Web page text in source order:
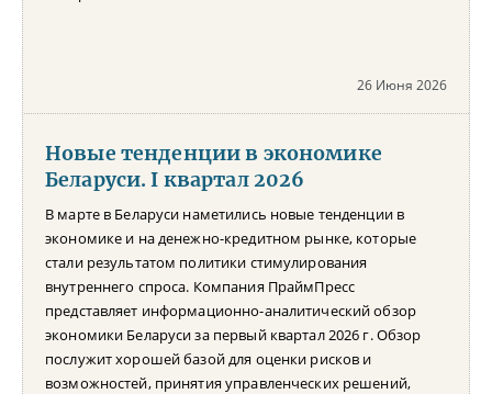
26 Июня 2026
Новые тенденции в экономике
Беларуси. I квартал 2026
В марте в Беларуси наметились новые тенденции в
экономике и на денежно-кредитном рынке, которые
стали результатом политики стимулирования
внутреннего спроса. Компания ПраймПресс
представляет информационно-аналитический обзор
экономики Беларуси за первый квартал 2026 г. Обзор
послужит хорошей базой для оценки рисков и
возможностей, принятия управленческих решений,